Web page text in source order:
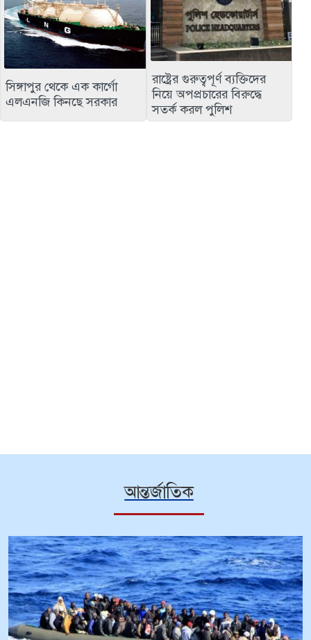
সিঙ্গাপুর থেকে এক কার্গো
এলএনজি কিনছে সরকার
রাষ্ট্রের গুরুত্বপূর্ণ ব্যক্তিদের
নিয়ে অপপ্রচারের বিরুদ্ধে
সতর্ক করল পুলিশ
আন্তর্জাতিক